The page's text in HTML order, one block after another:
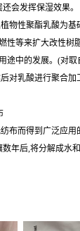
会发挥保湿效果。
物性聚酯乳酸为基
性等来扩大改性树
途中的发展。(对
对乳酸进行聚合加
布而得到广泛应用
年后,将分解成水和